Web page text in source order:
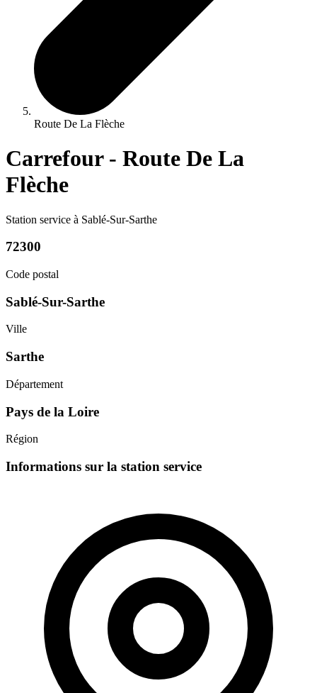
Route De La Flèche
Carrefour - Route De La
Flèche
Station service à Sablé-Sur-Sarthe
72300
Code postal
Sablé-Sur-Sarthe
Ville
Sarthe
Département
Pays de la Loire
Région
Informations sur la station service